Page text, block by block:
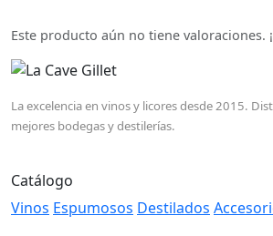
Este producto aún no tiene valoraciones.
La excelencia en vinos y licores desde 2015.
mejores bodegas y destilerías.
Catálogo
Vinos Espumosos Destilados